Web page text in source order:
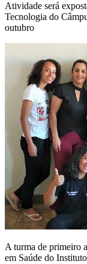
Atividade será
Tecnologia do
outubro
A turma de primeiro
em Saúde do